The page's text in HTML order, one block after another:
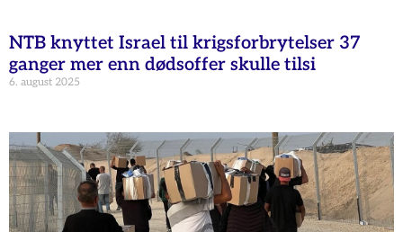
NTB knyttet Israel til krigsforbrytelser 37
ganger mer enn dødsoffer skulle tilsi
6. august 2025